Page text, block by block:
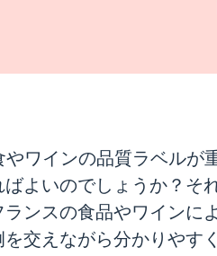
やワインの品質ラベル
ばよいのでしょうか？そ
ランスの食品やワインに
を交えながら分かりやす